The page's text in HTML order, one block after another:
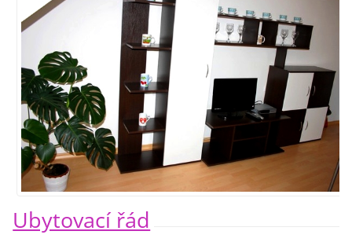
Ubytovací řád